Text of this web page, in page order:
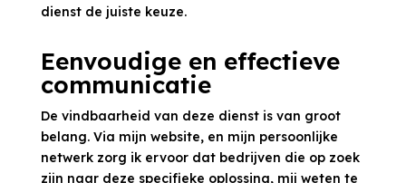
dienst de juiste keuze.
Eenvoudige en effectieve
communicatie
De vindbaarheid van deze dienst is van groot
belang. Via mijn website, en mijn persoonlijke
netwerk zorg ik ervoor dat bedrijven die op zoek
zijn naar deze specifieke oplossing, mij weten te